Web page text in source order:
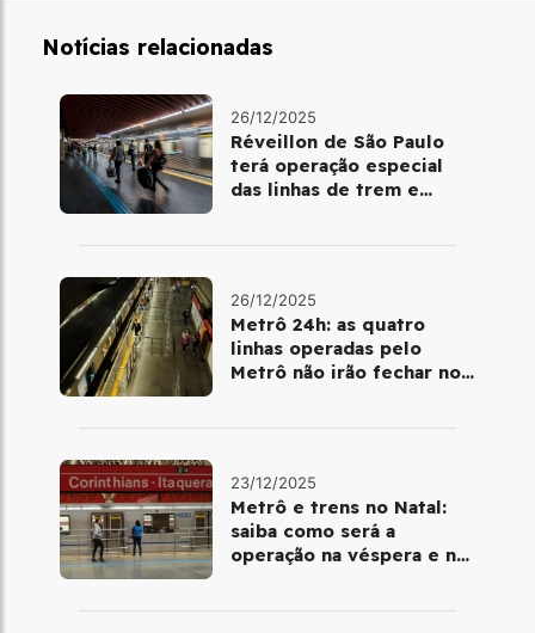
Notícias relacionadas
26/12/2025
Réveillon de São Paulo
terá operação especial
das linhas de trem e
26/12/2025
Metrô 24h: as quatro
linhas operadas pelo
Metrô não irão fechar no
23/12/2025
Metrô e trens no Natal:
saiba como será a
operação na véspera e no